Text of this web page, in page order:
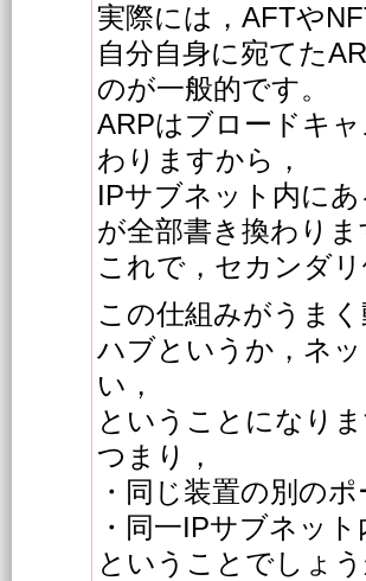
実際には，AFTや
自分自身に宛てた
のが一般的です。
ARPはブロードキ
わりますから，
IPサブネット内に
が全部書き換わりま
これで，セカンダ
この仕組みがうま
ハブというか，ネ
い，
ということになりま
つまり，
・同じ装置の別の
・同一IPサブネッ
ということでしょう